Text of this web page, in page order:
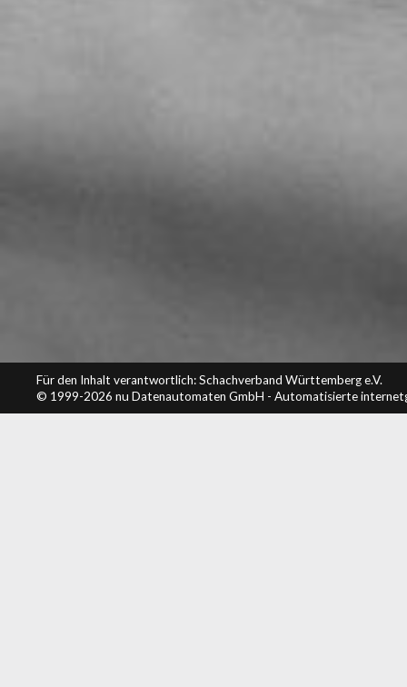
Für den Inhalt verantwortlich: Schachverband Württemberg e.V.
© 1999-2026 nu Datenautomaten GmbH - Automatisierte